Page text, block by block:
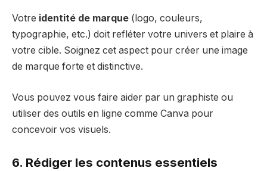
Votre identité de marque (logo, couleurs,
typographie, etc.) doit refléter votre univers et plaire à
votre cible. Soignez cet aspect pour créer une image
de marque forte et distinctive.
Vous pouvez vous faire aider par un graphiste ou
utiliser des outils en ligne comme Canva pour
concevoir vos visuels.
6. Rédiger les contenus essentiels